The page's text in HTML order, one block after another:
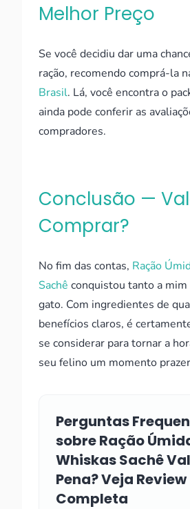
Melhor Preço
Se você decidiu dar uma
ração, recomendo comprá-la
Brasil. Lá, você encontra o
ainda pode conferir as
compradores.
Conclusão —
Comprar?
No fim das contas, Ração
Sachê conquistou tanto a
gato. Com ingredientes de
benefícios claros, é
se considerar para tornar a
seu felino um momento
Perguntas
sobre Ração
Whiskas Sachê
Pena? Veja Review
Completa